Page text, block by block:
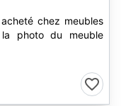
chez meubles
photo du meuble